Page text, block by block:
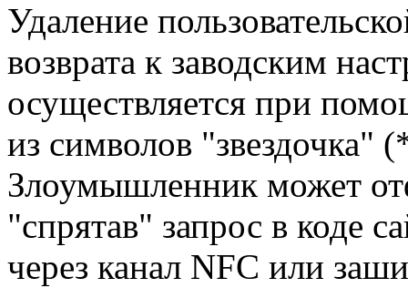
Удаление
возврата к заводским
осуществляется при
из символов
Злоумышленник может
"спрятав" запрос в коде
через канал NFC или